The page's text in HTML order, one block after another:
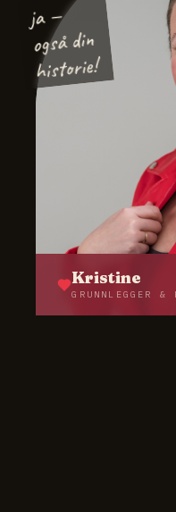
Kristine
GRUNNLEGGER &
ja —
også din
historie!